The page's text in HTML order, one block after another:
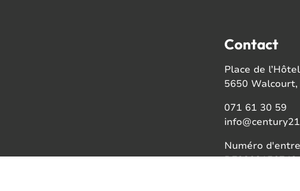
Contact
Place de
5650
071 61 30 59
Numéro
BE0802156742